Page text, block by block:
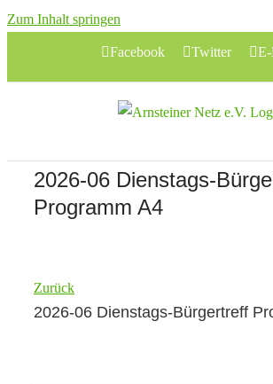
Zum Inhalt springen
Facebook Twitter
2026-06 Dienstags-
Programm A4
Zurück
2026-06 Dienstags-Bürgertreff